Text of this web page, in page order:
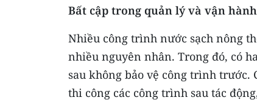
Bất cập trong quản lý và vận hành
Nhiều công trình nước sạch nông
nhiều nguyên nhân. Trong đó, có
sau không bảo vệ công trình
thi công các công trình sau tác